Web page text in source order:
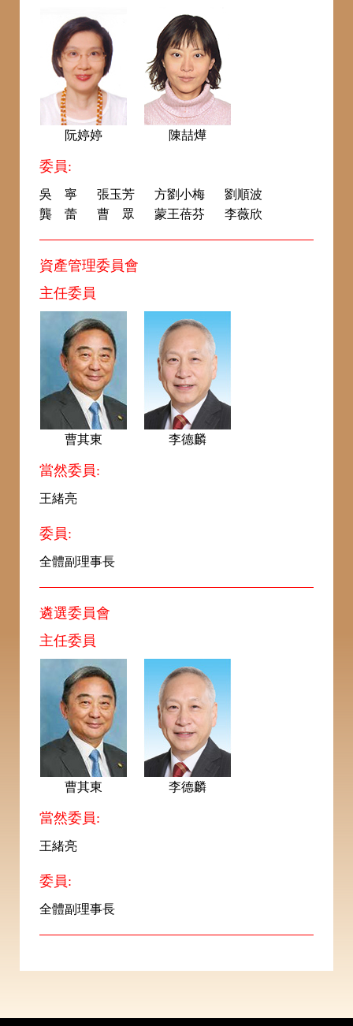
阮婷婷 陳喆燁
委員:
吳 寧 張玉芳 方劉小梅
劉順波
龔 蕾
曹 眾 蒙王蓓芬 李薇欣
資產管理委員會
主任委員
曹其東 李德麟
當然委員:
王緒亮
委員:
全體副理事長
遴選委員會
主任委員
曹其東 李德麟
當然委員:
王緒亮
委員:
全體副理事長